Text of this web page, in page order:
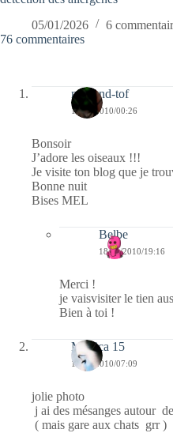
05/01/2026
6
76 commentaires
mel-and-tof
18/01/2010/00:26
Bonsoir
J’adore les oiseaux !!!
Je visite ton blog que je
Bonne nuit
Bises MEL
Belbe
18/01/2010/19:16
Merci !
je vaisvisiter le tien
Bien à toi !
Monica 15
16/01/2010/07:09
jolie photo
j ai des mésanges autour
( mais gare aux chats grr )